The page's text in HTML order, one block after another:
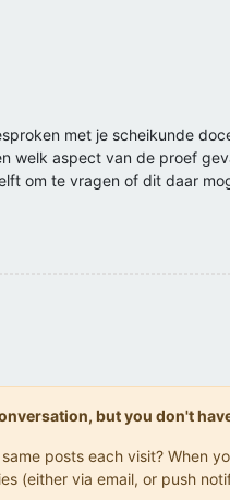
met je scheikunde
welk aspect van de proef
om te vragen of dit daar
but you don't
posts each visit? When
(either via email, or push